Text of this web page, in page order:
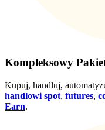
Zaloguj sie Zapisać się
Kompleksowy
Kupuj, handluj,
handlowi spot, futures,
Earn.